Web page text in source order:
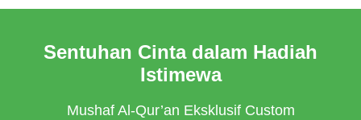
Sentuhan Cinta dalam Hadiah
Istimewa
Mushaf Al-Qur’an Eksklusif Custom